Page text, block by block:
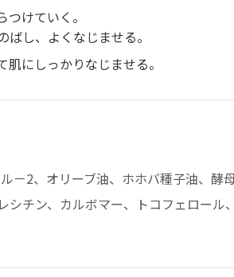
けていく。
し、よくなじませる。
にしっかりなじませる。
－2、オリーブ油、ホホバ種子油、
チン、カルボマー、トコフェロール